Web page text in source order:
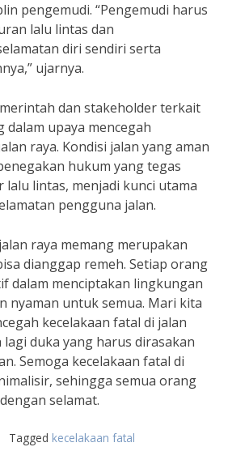
pengemudi. “Pengemudi harus
lalu lintas dan
diri sendiri serta
ujarnya.
dan stakeholder terkait
upaya mencegah
raya. Kondisi jalan yang aman
hukum yang tegas
lintas, menjadi kunci utama
pengguna jalan.
raya memang merupakan
dianggap remeh. Setiap orang
dalam menciptakan lingkungan
nyaman untuk semua. Mari kita
kecelakaan fatal di jalan
lagi duka yang harus dirasakan
Semoga kecelakaan fatal di
sehingga semua orang
selamat.
Tagged kecelakaan fatal